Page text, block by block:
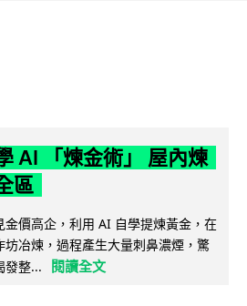
AI 「煉金術」 屋內煉
區
金價高企，利用 AI 自學提煉黃金，在
冶煉，過程產生大量刺鼻濃煙，驚
發整...
閱讀全文